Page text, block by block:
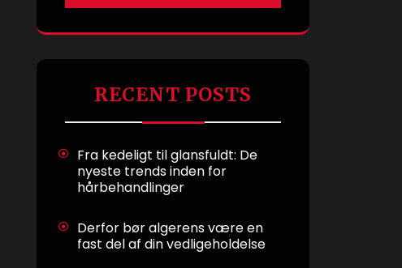
RECENT POSTS
Fra kedeligt til glansfuldt: De
nyeste trends inden for
hårbehandlinger
Derfor bør algerens være en
fast del af din vedligeholdelse